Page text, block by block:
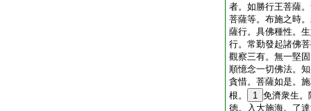
者。如勝行王菩薩
菩薩等。布施之時
薩行。具佛種性。
行。常勤發起諸佛
觀察三有。無一堅
順憶念一切佛法。
貪惜。菩薩如是。
根。
1 免濟衆生。
徳。入大施海。了